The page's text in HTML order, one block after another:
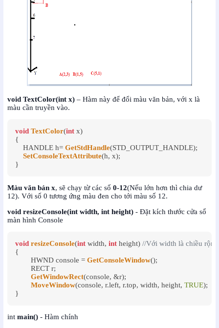
void TextColor(int x) – Hàm này để đổi màu văn bản, với x là
màu cần truyền vào.
void TextColor(int x)
{
    HANDLE h=
GetStdHandle(STD_OUTPUT_HANDLE);
SetConsoleTextAttribute(h, x);
}
Màu văn bản x, sẽ chạy từ các số 0-12(Nếu lớn hơn thì chia dư
12). Với số 0 tương ứng màu đen cho tới màu số 12.
void resizeConsole(int width, int height) - Đặt kích thước cửa sổ
màn hình Console
void resizeConsole(int width, int height) //Với width là chiều
{
	HWND console =
GetConsoleWindow();
GetWindowRect(console, &r);
MoveWindow(console, r.left, r.top, width, height, TRUE);
}
int main() - Hàm chính